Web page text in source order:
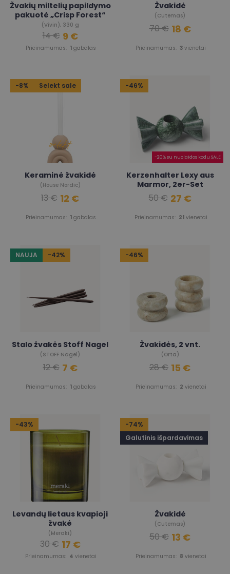
Žvakių miltelių papildymo
pakuotė „Crisp Forest“
(Vivin), 330 g
Prieinamumas: 1 gabalas
14 € 9 €
Žvakidė
(Cutemas)
Prieinamumas: 3 vienetai
70 € 18 €
-8% Selekt sale
Keraminė žvakidė
(House Nordic)
Prieinamumas: 1 gabalas
13 € 12 €
-46%
-20% su nuolaidos kodu SALE
Kerzenhalter Lexy aus
Marmor, 2er-Set
Prieinamumas: 21vienetai
50 € 27 €
NAUJA -42%
Stalo žvakės Stoff Nagel
(STOFF Nagel)
Prieinamumas: 1 gabalas
12 € 7 €
-46%
Žvakidės, 2 vnt.
(Orta)
Prieinamumas: 2 vienetai
28 € 15 €
-43%
Levandų lietaus kvapioji
žvakė
(Meraki)
Prieinamumas: 4 vienetai
30 € 17 €
-74%
Galutinis išpardavimas
Žvakidė
(Cutemas)
Prieinamumas: 8 vienetai
50 € 13 €